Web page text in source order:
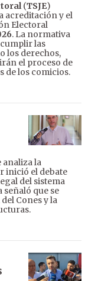
(TSJE)
acreditación y el
Electoral
. La normativa
las
los derechos,
el proceso de
de los comicios.
analiza la
inició el debate
del sistema
que se
Cones y la